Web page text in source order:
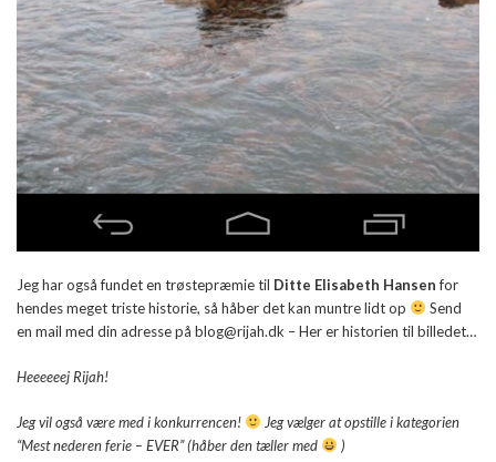
Jeg har også fundet en trøstepræmie til Ditte Elisabeth Hansenfor
hendes meget triste historie, så håber det kan muntre lidt op
Send
en mail med din adresse på blog@rijah.dk – Her er historien til billedet…
Heeeeeej Rijah!
Jeg vil også være med i konkurrencen!
Jeg vælger at opstille i kategorien
“Mest nederen ferie – EVER” (håber den tæller med
)